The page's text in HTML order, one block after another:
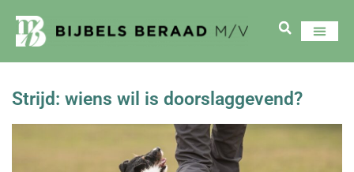
Strijd: wiens wil is doorslaggevend?